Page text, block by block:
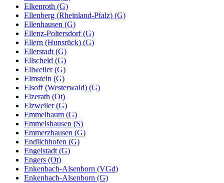
Elkenroth (G)
Ellenberg (Rheinland-Pfalz) (G)
Ellenhausen (G)
Ellenz-Poltersdorf (G)
Ellern (Hunsrück) (G)
Ellerstadt (G)
Ellscheid (G)
Ellweiler (G)
Elmstein (G)
Elsoff (Westerwald) (G)
Elzerath (Ot)
Elzweiler (G)
Emmelbaum (G)
Emmelshausen (S)
Emmerzhausen (G)
Endlichhofen (G)
Engelstadt (G)
Engers (Ot)
Enkenbach-Alsenborn (VGd)
Enkenbach-Alsenborn (G)